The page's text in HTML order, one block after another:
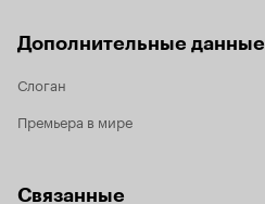
Дополнительные данные
Слоган
Премьера в мире
Связанные